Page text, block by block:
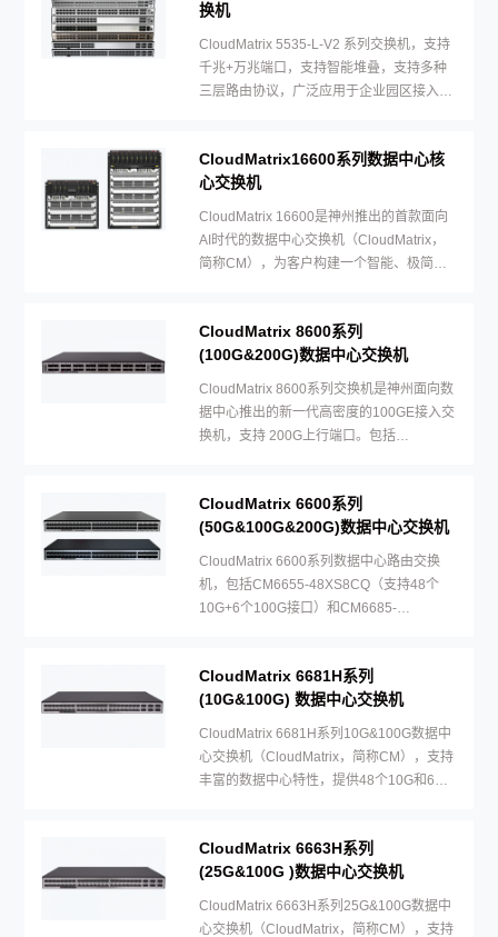
换机
CloudMatrix 5535-L-V2 系列交换机，支持
千兆+万兆端口，支持智能堆叠，支持多种
三层路由协议，广泛应用于企业园区接入等
CloudMatrix16600系列数据中心核
心交换机
CloudMatrix 16600是神州推出的首款面向
AI时代的数据中心交换机（CloudMatrix，
简称CM），为客户构建一个智能、极简、
CloudMatrix 8600系列
(100G&200G)数据中心交换机
CloudMatrix 8600系列交换机是神州面向数
据中心推出的新一代高密度的100GE接入交
换机，支持 200G上行端口。包括
CloudMatrix 6600系列
(50G&100G&200G)数据中心交换机
CloudMatrix 6600系列数据中心路由交换
机，包括CM6655-48XS8CQ（支持48个
10G+6个100G接口）和CM6685-
CloudMatrix 6681H系列
(10G&100G) 数据中心交换机
CloudMatrix 6681H系列10G&100G数据中
心交换机（CloudMatrix，简称CM），支持
丰富的数据中心特性，提供48个10G和6个
CloudMatrix 6663H系列
(25G&100G )数据中心交换机
CloudMatrix 6663H系列25G&100G数据中
心交换机（CloudMatrix，简称CM），支持